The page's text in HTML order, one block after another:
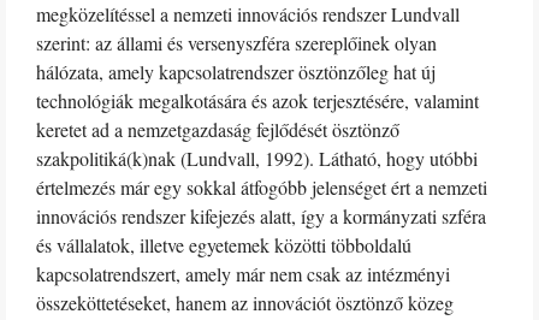
megközelítéssel a nemzeti innovációs rendszer Lundvall
szerint: az állami és versenyszféra szereplőinek olyan
hálózata, amely kapcsolatrendszer ösztönzőleg hat új
technológiák megalkotására és azok terjesztésére, valamint
keretet ad a nemzetgazdaság fejlődését ösztönző
szakpolitiká(k)nak (Lundvall, 1992). Látható, hogy utóbbi
értelmezés már egy sokkal átfogóbb jelenséget ért a nemzeti
innovációs rendszer kifejezés alatt, így a kormányzati szféra
és vállalatok, illetve egyetemek közötti többoldalú
kapcsolatrendszert, amely már nem csak az intézményi
összeköttetéseket, hanem az innovációt ösztönző közeg